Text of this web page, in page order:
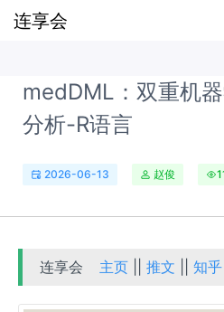
连享会
medDML：双重机
分析-R语言
2026-06-13 赵俊
连享会 主页 ||推文 ||知乎